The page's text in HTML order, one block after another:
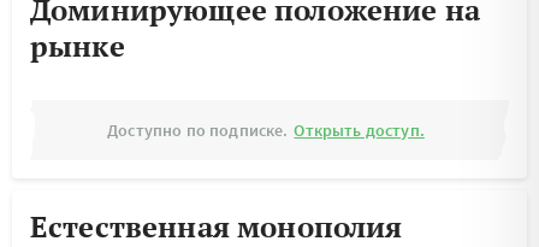
Доминирующее положение на
рынке
Доступно по подписке. Открыть доступ.
Естественная монополия